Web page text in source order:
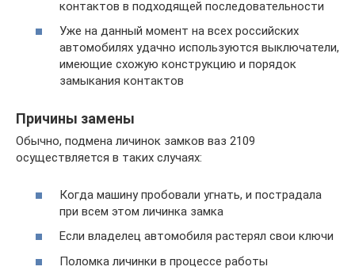
контактов в подходящей последовательности
Уже на данный момент на всех российских
автомобилях удачно используются выключатели,
имеющие схожую конструкцию и порядок
замыкания контактов
Причины замены
Обычно, подмена личинок замков ваз 2109
осуществляется в таких случаях:
Когда машину пробовали угнать, и пострадала
при всем этом личинка замка
Если владелец автомобиля растерял свои ключи
Поломка личинки в процессе работы